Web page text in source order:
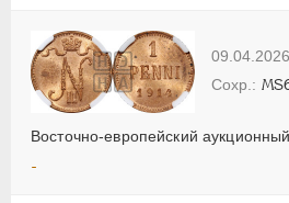
09.04.2026
Восточно-европейский
-